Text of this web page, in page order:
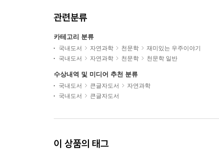
관련분류
카테고리 분류
국내도서 자연과학 천문학
재미있는 우주이야기
국내도서
자연과학 천문학 천문학 일반
수상내역 및 미디어 추천 분류
국내도서 큰글자도서
자연과학
국내도서
큰글자도서
이 상품의 태그